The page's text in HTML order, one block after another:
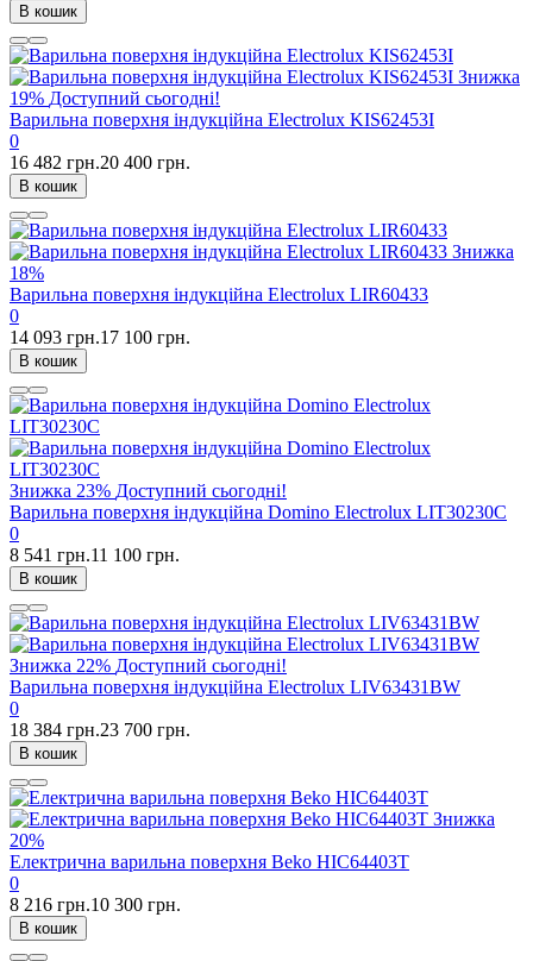
В кошик
Знижка
19% Доступний сьогодні!
Варильна поверхня індукційна Electrolux KIS62453I
0
16 482 грн.20 400 грн.
В кошик
Знижка
18%
Варильна поверхня індукційна Electrolux LIR60433
0
14 093 грн.17 100 грн.
В кошик
Знижка 23% Доступний сьогодні!
Варильна поверхня індукційна Domino Electrolux LIT30230C
0
8 541 грн.11 100 грн.
В кошик
Знижка 22% Доступний сьогодні!
Варильна поверхня індукційна Electrolux LIV63431BW
0
18 384 грн.23 700 грн.
В кошик
Знижка
20%
Електрична варильна поверхня Beko HIC64403T
0
8 216 грн.10 300 грн.
В кошик